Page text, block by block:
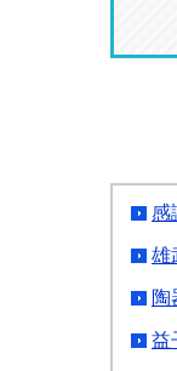
感
雄
陶
益